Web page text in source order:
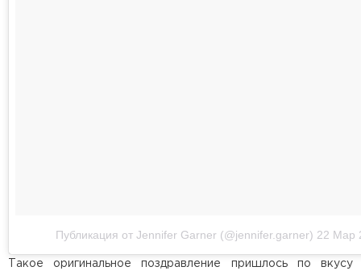
Публикация от Jennifer Garner (@jennifer.garner) 22 Мар
Такое оригинальное поздравление пришлось по вкусу